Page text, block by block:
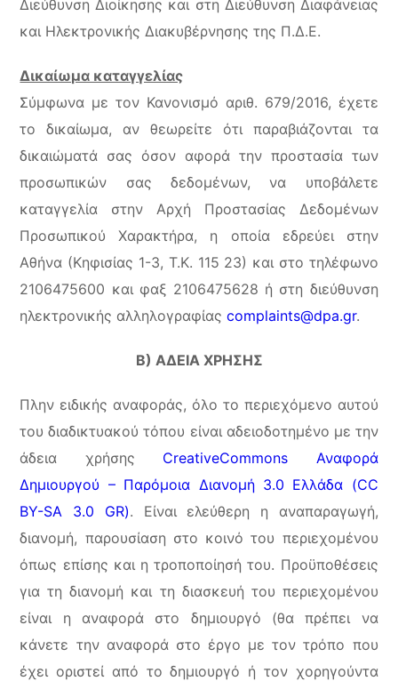
Διεύθυνση Διοίκησης και στη Διεύθυνση Διαφάνειας
και Ηλεκτρονικής Διακυβέρνησης της Π.Δ.Ε.
Δικαίωμα καταγγελίας
Σύμφωνα με τον Κανονισμό αριθ. 679/2016, έχετε
το δικαίωμα, αν θεωρείτε ότι παραβιάζονται τα
δικαιώματά σας όσον αφορά την προστασία των
προσωπικών σας δεδομένων, να υποβάλετε
καταγγελία στην Αρχή Προστασίας Δεδομένων
Προσωπικού Χαρακτήρα, η οποία εδρεύει στην
Αθήνα (Κηφισίας 1-3, Τ.Κ. 115 23) και στο τηλέφωνο
2106475600 και φαξ 2106475628 ή στη διεύθυνση
ηλεκτρονικής αλληλογραφίαςcomplaints@dpa.gr.
Β) ΑΔΕΙΑ ΧΡΗΣΗΣ
Πλην ειδικής αναφοράς, όλο το περιεχόμενο αυτού
του διαδικτυακού τόπου είναι αδειοδοτημένο με την
άδεια χρήσης CreativeCommons Αναφορά
Δημιουργού – Παρόμοια Διανομή 3.0 Ελλάδα (CC
BY-SA 3.0 GR). Είναι ελεύθερη η αναπαραγωγή,
διανομή, παρουσίαση στο κοινό του περιεχομένου
όπως επίσης και η τροποποίησή του. Προϋποθέσεις
για τη διανομή και τη διασκευή του περιεχομένου
είναι η αναφορά στο δημιουργό (θα πρέπει να
κάνετε την αναφορά στο έργο με τον τρόπο που
έχει οριστεί από το δημιουργό ή τον χορηγούντα